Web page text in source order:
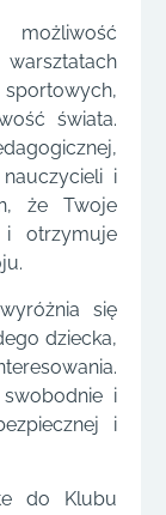
świata.
i
że Twoje
otrzymuje
się
dziecka,
i
i
do Klubu